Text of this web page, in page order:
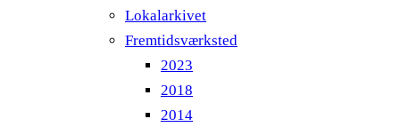
Lokalarkivet
Fremtidsværksted
2023
2018
2014